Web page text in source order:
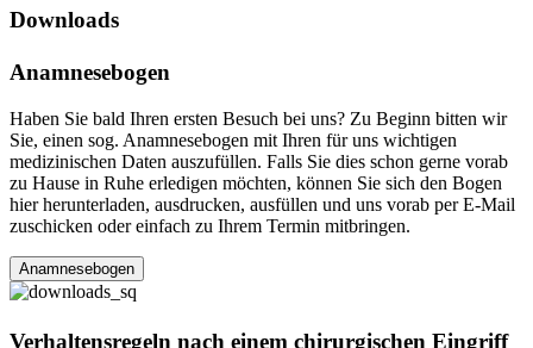
Downloads
Anamnesebogen
Haben Sie bald Ihren ersten Besuch bei uns? Zu Beginn bitten wir
Sie, einen sog. Anamnesebogen mit Ihren für uns wichtigen
medizinischen Daten auszufüllen. Falls Sie dies schon gerne vorab
zu Hause in Ruhe erledigen möchten, können Sie sich den Bogen
hier herunterladen, ausdrucken, ausfüllen und uns vorab per E-Mail
zuschicken oder einfach zu Ihrem Termin mitbringen.
Anamnesebogen
Verhaltensregeln nach einem chirurgischen Eingriff